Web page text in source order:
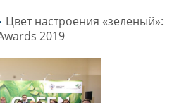
»Цвет настроения «зеленый»:
2019